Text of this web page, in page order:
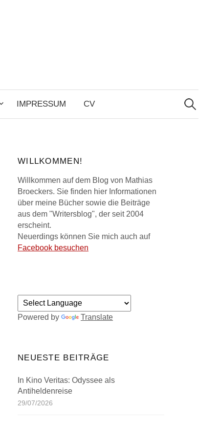
IMPRESSUM CV
Search
for:
WILLKOMMEN!
Willkommen auf dem Blog von Mathias
Broeckers. Sie finden hier Informationen
über meine Bücher sowie die Beiträge
aus dem "Writersblog", der seit 2004
erscheint.
Neuerdings können Sie mich auch auf
Facebook besuchen
Powered by Translate
NEUESTE BEITRÄGE
In Kino Veritas: Odyssee als
Antiheldenreise
29/07/2026